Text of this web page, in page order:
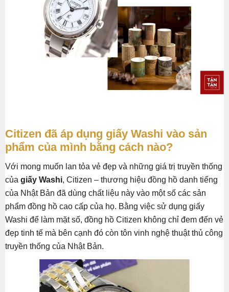
Citizen đã áp dụng giấy Washi vào sản
phẩm của mình bằng cách nào?
Với mong muốn lan tỏa vẻ đẹp và những giá trị truyền thống
của giấy Washi, Citizen – thương hiệu đồng hồ danh tiếng
của Nhật Bản đã dùng chất liệu này vào một số các sản
phẩm đồng hồ cao cấp của họ. Bằng việc sử dụng giấy
Washi để làm mặt số, đồng hồ Citizen không chỉ đem đến vẻ
đẹp tinh tế mà bên cạnh đó còn tôn vinh nghệ thuật thủ công
truyền thống của Nhật Bản.